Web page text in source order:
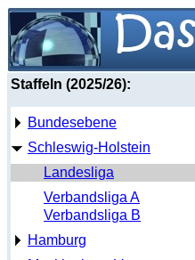
Staffeln (2025/26):
Bundesebene
Schleswig-Holstein
Landesliga
Verbandsliga A
Verbandsliga B
Hamburg